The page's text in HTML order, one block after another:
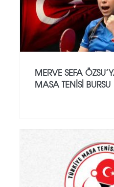
MERVE SEFA
MASA TENISI BURSU